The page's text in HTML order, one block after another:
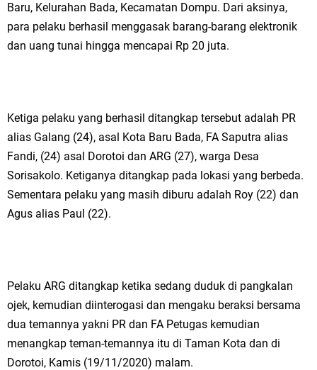
Baru, Kelurahan Bada, Kecamatan Dompu. Dari aksinya,
para pelaku berhasil menggasak barang-barang elektronik
dan uang tunai hingga mencapai Rp 20 juta.
Ketiga pelaku yang berhasil ditangkap tersebut adalah PR
alias Galang (24), asal Kota Baru Bada, FA Saputra alias
Fandi, (24) asal Dorotoi dan ARG (27), warga Desa
Sorisakolo. Ketiganya ditangkap pada lokasi yang berbeda.
Sementara pelaku yang masih diburu adalah Roy (22) dan
Agus alias Paul (22).
Pelaku ARG ditangkap ketika sedang duduk di pangkalan
ojek, kemudian diinterogasi dan mengaku beraksi bersama
dua temannya yakni PR dan FA Petugas kemudian
menangkap teman-temannya itu di Taman Kota dan di
Dorotoi, Kamis (19/11/2020) malam.